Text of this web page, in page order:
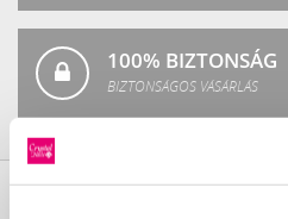
100% BIZTONSÁG
BIZTONSÁGOS VÁSÁRLÁS